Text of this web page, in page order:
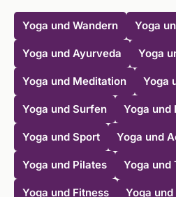
Yoga sind geeignet.
Yoga und Wandern Yoga
Yoga und Ayurveda Yoga
Yoga und Meditation Yoga
Yoga und Surfen Yoga und
Yoga und Sport Yoga und
Yoga und Pilates Yoga und
Yoga und Fitness Yoga